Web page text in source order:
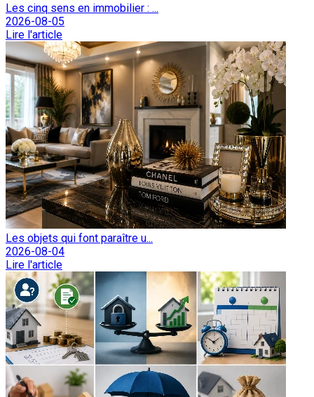
Les cinq sens en immobilier : ...
2026-08-05
Lire l'article
Les objets qui font paraître u...
2026-08-04
Lire l'article